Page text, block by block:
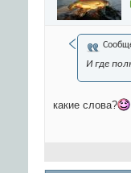
И где
какие слова?